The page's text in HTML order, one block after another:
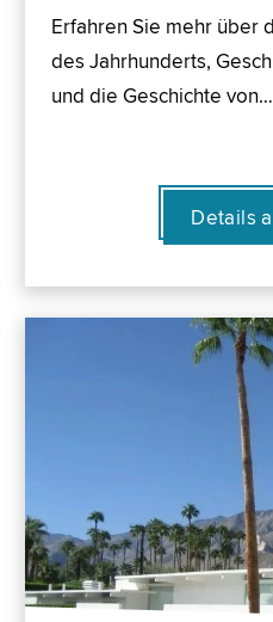
Erfahren Sie mehr über
des Jahrhunderts,
und die Geschichte von…
Details